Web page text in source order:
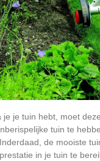
je je tuin hebt, moet
tuin te
. Inderdaad, de mooiste
in je tuin te